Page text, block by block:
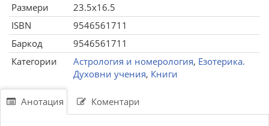
Размери
23.5x16.5
ISBN
9546561711
Баркод
9546561711
Категории
Астрология и номерология, Езотерика.
Духовни учения, Книги
Анотация Коментари